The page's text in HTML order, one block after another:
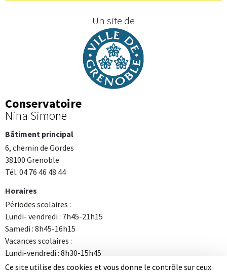
Ce site utilise des cookies et vous donne le contrôle sur ceux
Un site de
Conservatoire
Nina Simone
Bâtiment principal
6, chemin de Gordes
38100 Grenoble
Tél. 04 76 46 48 44
Horaires
Périodes scolaires :
Lundi- vendredi : 7h45-21h15
Samedi : 8h45-16h15
Vacances scolaires :
Lundi-vendredi : 8h30-15h45